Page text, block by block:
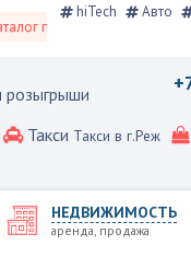
объявления,
hiTech Авто
розыгрыши
Такси Такси в г.Реж
НЕДВИЖИМОСТЬ
аренда, продажа